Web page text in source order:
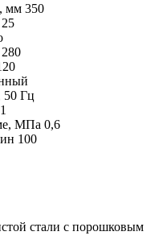
мм 350
25
280
Гц
МПа 0,6
100
стали с порошковым